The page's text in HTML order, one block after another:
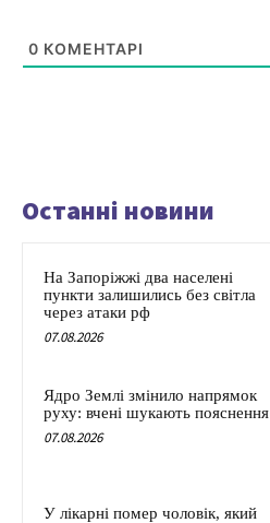
0 КОМЕНТАРІ
Останні новини
На Запоріжжі два населені
пункти залишились без світла
через атаки рф
07.08.2026
Ядро Землі змінило напрямок
руху: вчені шукають пояснення
07.08.2026
У лікарні помер чоловік, який